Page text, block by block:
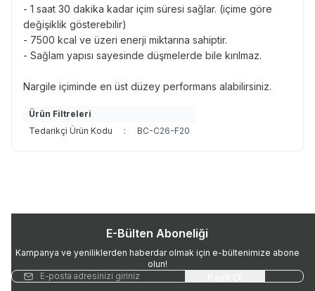
- 1 saat 30 dakika kadar içim süresi sağlar. (içime göre
değişiklik gösterebilir)
- 7500 kcal ve üzeri enerji miktarına sahiptir.
- Sağlam yapısı sayesinde düşmelerde bile kırılmaz.
Nargile içiminde en üst düzey performans alabilirsiniz.
Ürün Filtreleri
Tedarikçi Ürün Kodu
: BC-C26-F20
E-Bülten Aboneliği
Kampanya ve yeniliklerden haberdar olmak için e-bültenimize abone
olun!